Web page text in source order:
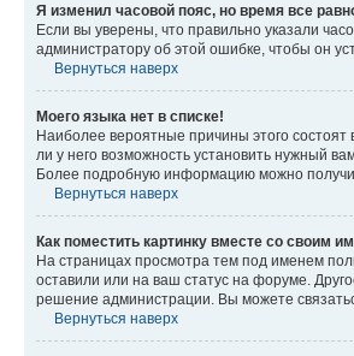
Я изменил часовой пояс, но время все
Если вы уверены, что правильно указали
администратору об этой ошибке, чтобы он
Вернуться наверх
Моего языка нет в списке!
Наиболее вероятные причины этого
ли у него возможность установить нужный
Более подробную информацию можно
Вернуться наверх
Как поместить картинку вместе со своим
На страницах просмотра тем под именем
оставили или на ваш статус на форуме.
решение администрации. Вы можете
Вернуться наверх